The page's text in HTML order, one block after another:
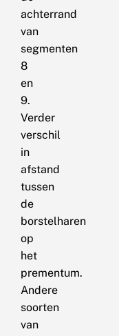
achterrand
van
segmenten
8
en
9.
Verder
verschil
in
afstand
tussen
de
borstelharen
op
het
prementum.
Andere
soorten
van